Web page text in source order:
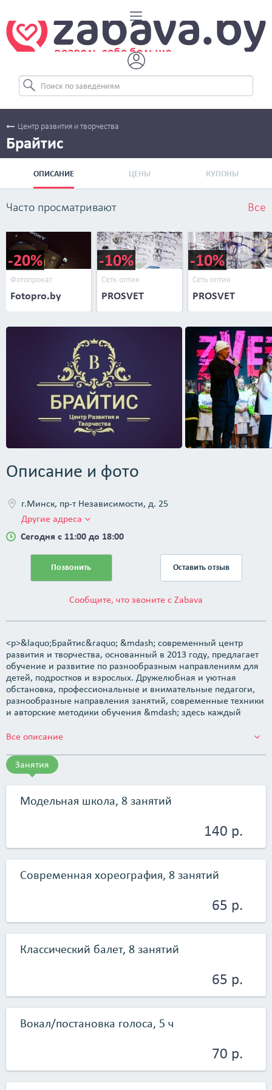
Центр развития и творчества
Брайтис
ОПИСАНИЕ ЦЕНЫ КУПОНЫ
Часто просматривают Все
-20%
Фотопрокат
Fotopro.by
-10%
Сеть оптик
PROSVET
-10%
Сеть оптик
PROSVET
Описание и фото
Занятия
Модельная школа, 8 занятий
140 р.
Современная хореография, 8 занятий
65 р.
Классический балет, 8 занятий
65 р.
Вокал/постановка голоса, 5 ч
70 р.
г.Минск, пр-т Независимости, д. 25
Другие адреса
Сегодня с 11:00 до 18:00
Позвонить Оставить отзыв
Сообщите, что звоните с Zabava
<p>&laquo;Брайтис&raquo; &mdash; современный центр
развития и творчества, основанный в 2013 году, предлагает
обучение и развитие по разнообразным направлениям для
детей, подростков и взрослых. Дружелюбная и уютная
обстановка, профессиональные и внимательные педагоги,
разнообразные направления занятий, современные техники
и авторские методики обучения &mdash; здесь каждый
знания и открыть в себе таланты.</p> <p>Наши дети
международных конкурсов. Принимают участие в сьемках
рекламы, телевизионных передач. Мы владеем
собственным шоу-румом проката сценических и вечерних
конкурсов в Минске, организаторами фотосессий для
квалифицированные, внимательные и дружелюбные
специалисты, обладающие серьезным опытом работы с
детьми и истинной любовью к своей профессии. Каждый из
них стремится найти общий язык с каждым учеником,
сформировать живой интерес и вдохновить ребят на
Все описание